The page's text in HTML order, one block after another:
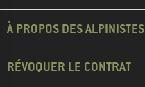
À PROPOS DES ALPINISTES
RÉVOQUER LE CONTRAT